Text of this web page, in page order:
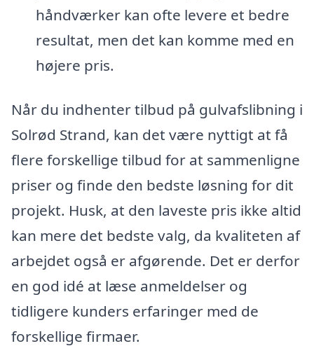
håndværker kan ofte levere et bedre
resultat, men det kan komme med en
højere pris.
Når du indhenter tilbud på gulvafslibning i
Solrød Strand, kan det være nyttigt at få
flere forskellige tilbud for at sammenligne
priser og finde den bedste løsning for dit
projekt. Husk, at den laveste pris ikke altid
kan mere det bedste valg, da kvaliteten af
arbejdet også er afgørende. Det er derfor
en god idé at læse anmeldelser og
tidligere kunders erfaringer med de
forskellige firmaer.